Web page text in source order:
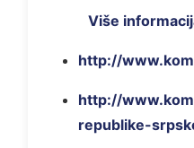
Više
http://
http://
republike-